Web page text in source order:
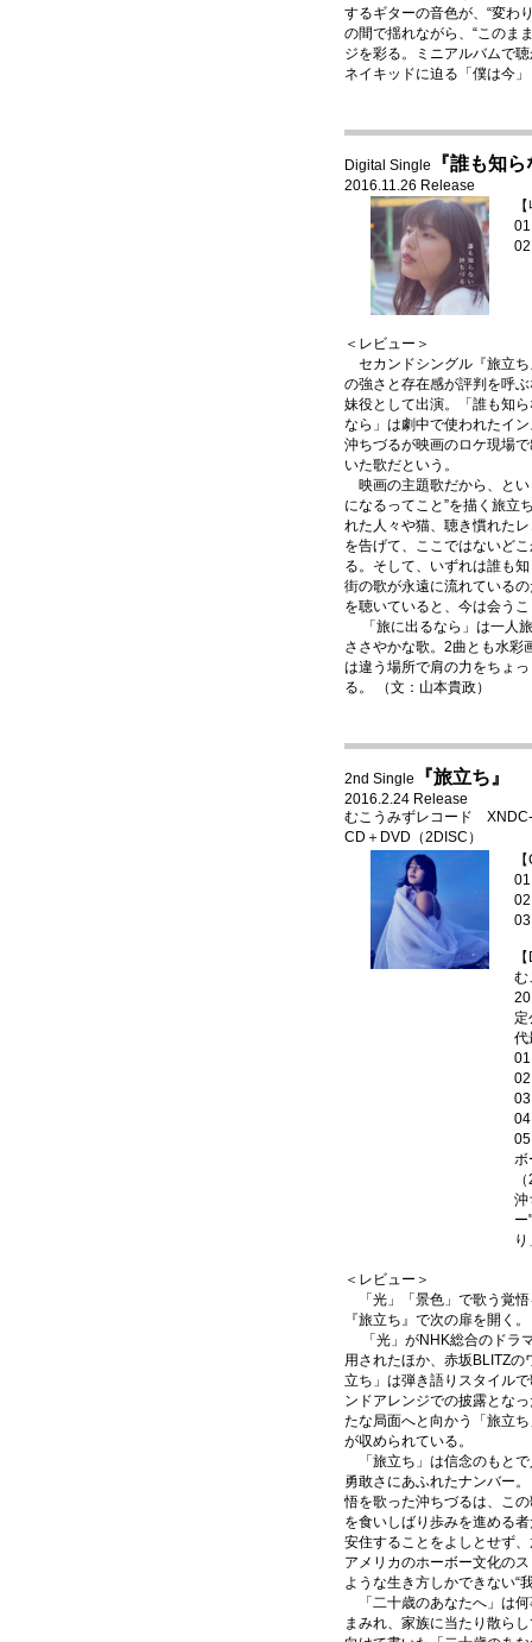
するギターの音色が、“変わ
の間で揺れながら、“このま
ジを彩る。ミニアルバムで
ネイキッドに迫る「僕は今
Digital Single 『誰も知
2016.11.26 Release
＜レビュー＞
セカンドシングル『旅立
の強さと存在感が評判を呼
妹役として出演。「誰も知
なら」は劇中で使われたイ
沖ちづるが映画のロケ現場
いた歌だという。
映画の主題歌だから、とい
になるってこと”を描く旅立
れた人々や猫、聴き慣れた
を告げて、ここではないど
る。そして、いずれは誰も
街の歌が永遠に流れている
を聴いていると、今は会う
「旅に出るなら」は一人旅
ささやかな歌。2曲とも水彩
は違う場所で肩の力をちょ
る。 （文：山本貴政）
2nd Single 『旅立ち』
2016.2.24 Release
むこうみずレコード
CD＋DVD（2DISC）
む
代
ボ
沖
ー
＜レビュー＞
「光」「景色」で歌う覚
『旅立ち』で次の扉を開く。
「光」がNHK総合のドラ
用されたほか、赤坂BLITZ
立ち」は弾き語りスタイル
ンドアレンジでの披露とな
たな局面へと向かう「旅立
が収められている。
「旅立ち」は信念のもと
勇敢さにあふれたナンバー
悟を歌った沖ちづるは、こ
を食いしばり歩みを進める
安住することをよしとせず
アメリカのホーボー文化の
ような生き方しかできない“
「二十歳のあなたへ」は
まみれ、家族に当たり散ら